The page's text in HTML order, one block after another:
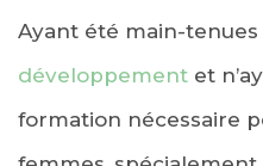
Ayant été main-tenues
développement et
formation nécessaire